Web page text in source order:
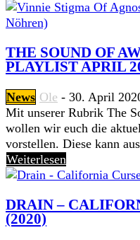
THE SOUND OF
PLAYLIST APRIL
News Ole - 30. April
Mit unserer Rubrik The
wollen wir euch die
vorstellen. Diese kann
Weiterlesen
DRAIN –
(2020)